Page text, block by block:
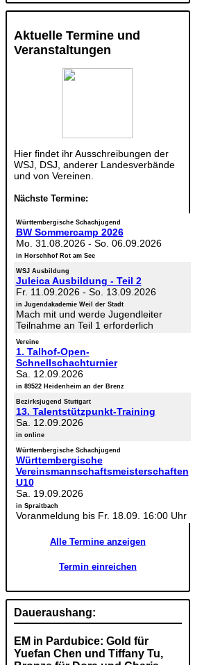
Aktuelle Termine und
Veranstaltungen
Hier findet ihr Ausschreibungen der
WSJ, DSJ, anderer Landesverbände
und von Vereinen.
Nächste Termine:
Württembergische Schachjugend
BW Sommercamp 2026
Mo. 31.08.2026- So. 06.09.2026
in Horschhof Rot am See
WSJ Ausbildung
Juleica Ausbildung - Teil 2
Fr. 11.09.2026- So. 13.09.2026
in Jugendakademie Weil der Stadt
Mach mit und werde Jugendleiter
Teilnahme an Teil 1 erforderlich
Vereine
1. Talhof-Open-
Schnellschachturnier
Sa. 12.09.2026
in 89522 Heidenheim an der Brenz
Bezirksjugend Stuttgart
13. Talentstützpunkt-Training
Sa. 12.09.2026
in online
Württembergische Schachjugend
Württembergische
Vereinsmannschaftsmeisterschaften
U10
Sa. 19.09.2026
in Spraitbach
Voranmeldung bis Fr. 18.09. 16:00 Uhr
Alle Termine anzeigen
Termin einreichen
Daueraushang:
EM in Pardubice: Gold für
Yuefan Chen und Tiffany Tu,